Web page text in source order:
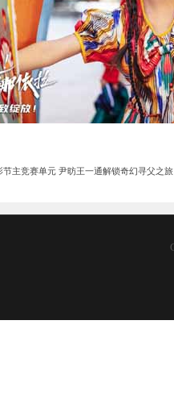
主竞赛单元 尹昉王一通解锁奇幻寻父之旅